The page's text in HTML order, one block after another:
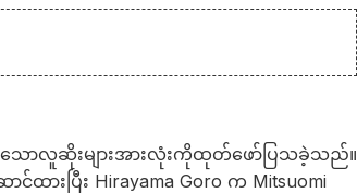
သောလူဆိုးများအားလုံးကိုထုတ်ဖော်ပြသခဲ့သည်။
ထားပြီး Hirayama Goro က Mitsuomi